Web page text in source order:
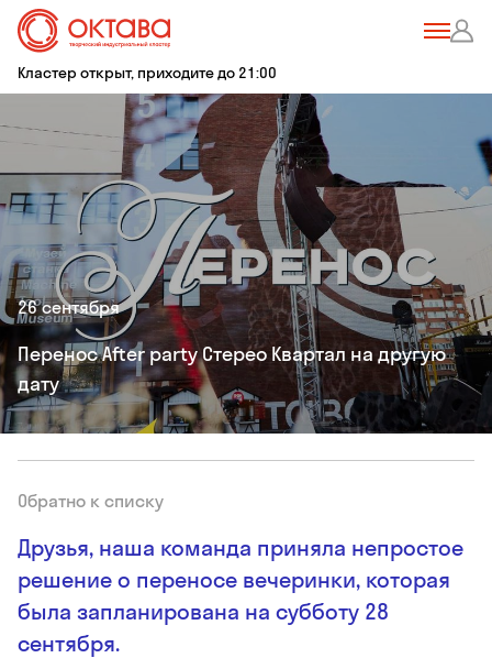
Кластер открыт, приходите до 21:00
26 сентября
Перенос After party Стерео Квартал на другую
дату
Друзья, наша команда приняла непростое
решение о переносе вечеринки, которая
была запланирована на субботу 28
сентября.
Обратно к списку